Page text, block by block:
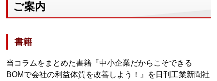
ご案内
書籍
当コラムをまとめた書籍『中小企業だからこそできる
BOMで会社の利益体質を改善しよう！』を日刊工業新聞社